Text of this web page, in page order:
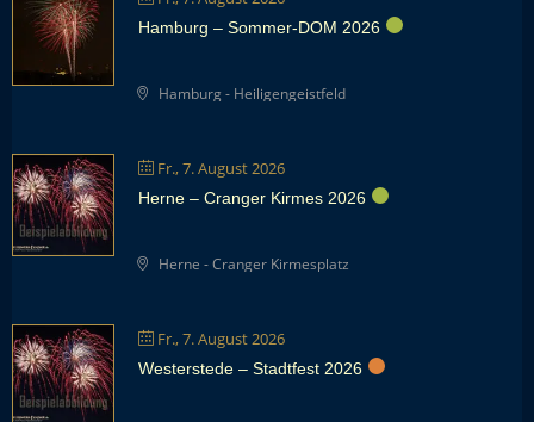
Hamburg – Sommer-DOM 2026
Hamburg - Heiligengeistfeld
Fr., 7. August 2026
Herne – Cranger Kirmes 2026
Herne - Cranger Kirmesplatz
Fr., 7. August 2026
Westerstede – Stadtfest 2026